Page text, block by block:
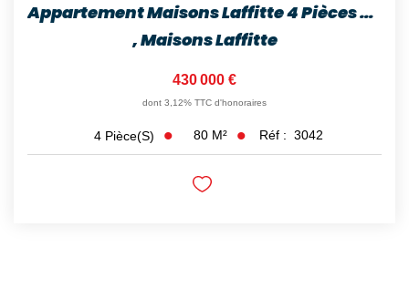
Appartement Maisons Laffitte 4 Pièces 80 M2
,Maisons Laffitte
430 000 €
dont 3,12% TTC d'honoraires
4 Pièce(s) 80 M² Réf : 3042